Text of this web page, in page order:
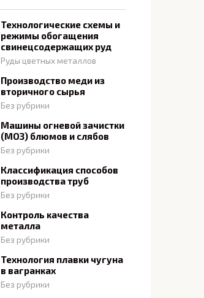
Технологические схемы и
режимы обогащения
свинецсодержащих руд
Руды цветных металлов
Производство меди из
вторичного сырья
Без рубрики
Машины огневой зачистки
(МОЗ) блюмов и слябов
Без рубрики
Классификация способов
производства труб
Без рубрики
Контроль качества
металла
Без рубрики
Технология плавки чугуна
в вагранках
Без рубрики